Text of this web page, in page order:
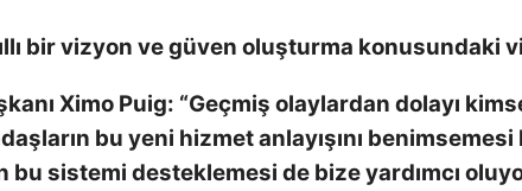
bir vizyon ve güven oluşturma konusundaki
Ximo Puig: “Geçmiş olaylardan dolayı
bu yeni hizmet anlayışını
sistemi desteklemesi de bize yardımcı